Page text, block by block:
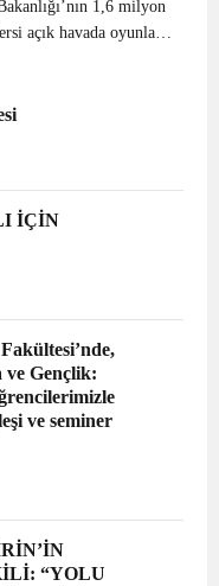
Koçak, Emre...
1,6 milyon
açık havada oyunla
etkinliğine öğrenci ve
İÇİN
ve Gençlik:
ve seminer
“YOLU